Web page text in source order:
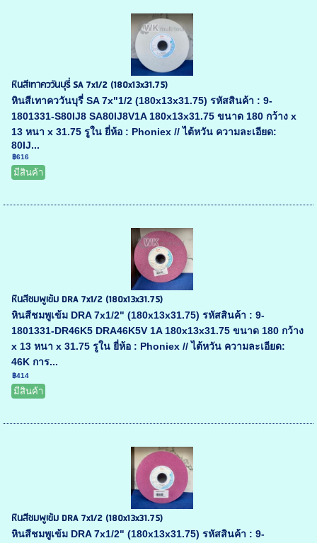
หินสีเทาคววันบุรี่ SA 7x1/2 (180x13x31.75)
หินสีเทาคววันบุรี่ SA 7x"1/2 (180x13x31.75) รหัสสินค้า : 9-
1801331-S80IJ8 SA80IJ8V1A 180x13x31.75 ขนาด 180 กว้าง x
13 หนา x 31.75 รูใน ยี่ห้อ : Phoniex // ไต้หวัน ความละเอียด:
80IJ...
฿616
มีสินค้า
หินสีชมพูเข้ม DRA 7x1/2 (180x13x31.75)
หินสีชมพูเข้ม DRA 7x1/2" (180x13x31.75) รหัสสินค้า : 9-
1801331-DR46K5 DRA46K5V 1A 180x13x31.75 ขนาด 180 กว้าง
x 13 หนา x 31.75 รูใน ยี่ห้อ : Phoniex // ไต้หวัน ความละเอียด:
46K การ...
฿414
มีสินค้า
หินสีชมพูเข้ม DRA 7x1/2 (180x13x31.75)
หินสีชมพูเข้ม DRA 7x1/2" (180x13x31.75) รหัสสินค้า : 9-